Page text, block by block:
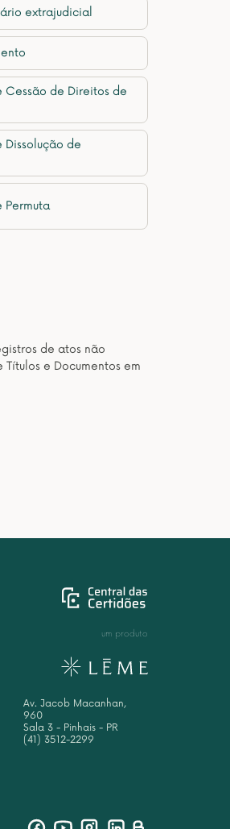
extrajudicial
Cessão de Direitos de
Dissolução de
Permuta
de atos não
e Documentos em
um produto
Av. Jacob Macanhan,
960
Sala 3 - Pinhais - PR
(41) 3512-2299